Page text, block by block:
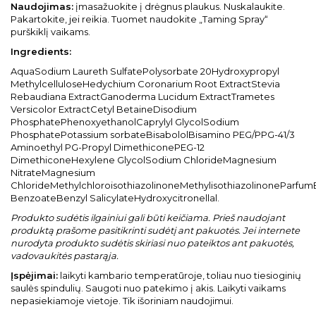
Naudojimas: įmasažuokite į drėgnus plaukus. Nuskalaukite.
Pakartokite, jei reikia. Tuomet naudokite „Taming Spray“
purškiklį vaikams.
Ingredients:
AquaSodium Laureth SulfatePolysorbate 20Hydroxypropyl
MethylcelluloseHedychium Coronarium Root ExtractStevia
Rebaudiana ExtractGanoderma Lucidum ExtractTrametes
Versicolor ExtractCetyl BetaineDisodium
PhosphatePhenoxyethanolCaprylyl GlycolSodium
PhosphatePotassium sorbateBisabololBisamino PEG/PPG-41/3
Aminoethyl PG-Propyl DimethiconePEG-12
DimethiconeHexylene GlycolSodium ChlorideMagnesium
NitrateMagnesium
BenzoateBenzyl SalicylateHydroxycitronellal.
Produkto sudėtis ilgainiui gali būti keičiama. Prieš naudojant
produktą prašome pasitikrinti sudėtį ant pakuotės. Jei internete
nurodyta produkto sudėtis skiriasi nuo pateiktos ant pakuotės,
vadovaukitės pastarąja.
Įspėjimai: laikyti kambario temperatūroje, toliau nuo tiesioginių
saulės spindulių. Saugoti nuo patekimo į akis. Laikyti vaikams
nepasiekiamoje vietoje. Tik išoriniam naudojimui.